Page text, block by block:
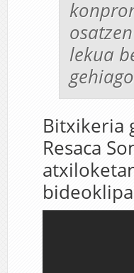
lekua
Bitxikeria
Resaca